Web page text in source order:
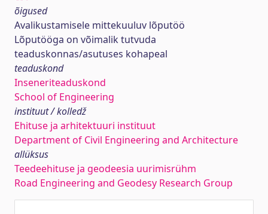
õigused
Avalikustamisele mittekuuluv lõputöö
Lõputööga on võimalik tutvuda
teaduskonnas/asutuses kohapeal
teaduskond
Inseneriteaduskond
School of Engineering
instituut / kolledž
Ehituse ja arhitektuuri instituut
Department of Civil Engineering and Architecture
allüksus
Teedeehituse ja geodeesia uurimisrühm
Road Engineering and Geodesy Research Group